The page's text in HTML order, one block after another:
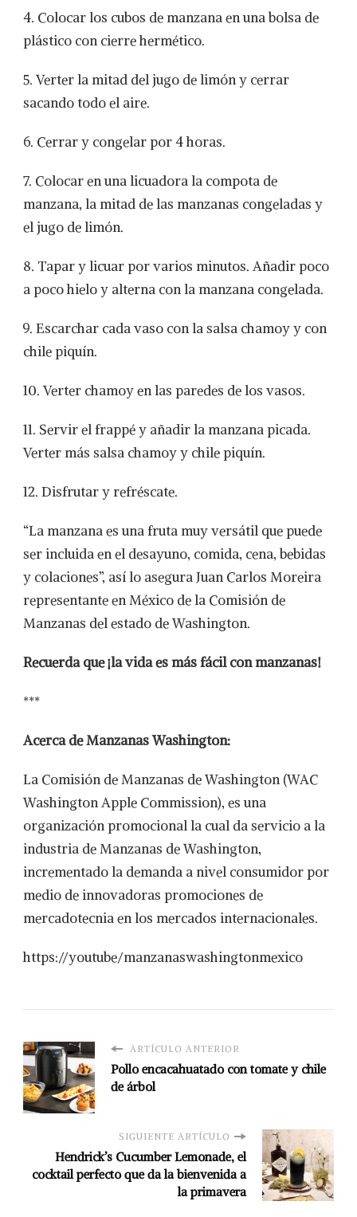
4. Colocar los cubos de manzana en una bolsa de
plástico con cierre hermético.
5. Verter la mitad del jugo de limón y cerrar
sacando todo el aire.
6. Cerrar y congelar por 4 horas.
7. Colocar en una licuadora la compota de
manzana, la mitad de las manzanas congeladas y
el jugo de limón.
8. Tapar y licuar por varios minutos. Añadir poco
a poco hielo y alterna con la manzana congelada.
9. Escarchar cada vaso con la salsa chamoy y con
chile piquín.
10. Verter chamoy en las paredes de los vasos.
11. Servir el frappé y añadir la manzana picada.
Verter más salsa chamoy y chile piquín.
12. Disfrutar y refréscate.
“La manzana es una fruta muy versátil que puede
ser incluida en el desayuno, comida, cena, bebidas
y colaciones”, así lo asegura Juan Carlos Moreira
representante en México de la Comisión de
Manzanas del estado de Washington.
Recuerda que¡la vida es más fácil con manzanas!
***
Acerca de Manzanas Washington:
La Comisión de Manzanas de Washington (WAC
Washington Apple Commission), es una
organización promocional la cual da servicio a la
industria de Manzanas de Washington,
incrementado la demanda a nivel consumidor por
medio de innovadoras promociones de
mercadotecnia en los mercados internacionales.
https://youtube/manzanaswashingtonmexico
ARTÍCULO ANTERIOR
Pollo encacahuatado con tomate y chile
de árbol
SIGUIENTE ARTÍCULO
Hendrick’s Cucumber Lemonade, el
cocktail perfecto que da la bienvenida a
la primavera